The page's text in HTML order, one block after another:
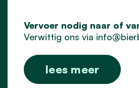
Vervoer nodig naar of
Verwittig ons via
lees meer